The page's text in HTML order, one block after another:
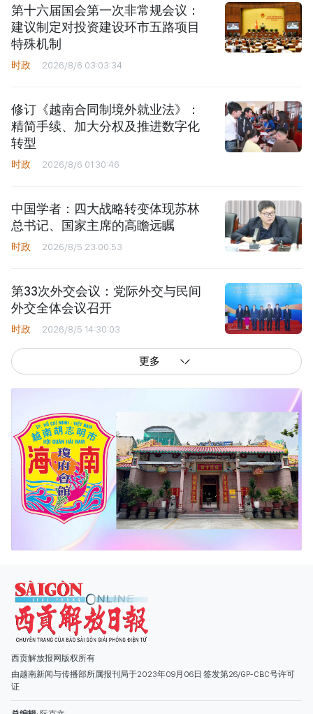
第十六届国会第一次非常规会议：
建议制定对投资建设环市五路项目
特殊机制
时政 2026/8/6 03:03:34
修订《越南合同制境外就业法》：
精简手续、加大分权及推进数字化
转型
时政 2026/8/6 01:30:46
中国学者：四大战略转变体现苏林
总书记、国家主席的高瞻远瞩
时政 2026/8/5 23:00:53
第33次外交会议：党际外交与民间
外交全体会议召开
时政 2026/8/5 14:30:03
更多
西贡解放报网版权所有
由越南新闻与传播部所属报刊局于2023年09月06日 签发第26/GP-CBC号许可
副总编辑: 阮玉英、范文长、裴氏红霜、张德义、范氏云英、杨文光、阮德显、
阮克强、陈嘉宝
主编: 阮玉英
社址: 胡志明市棋盘坊阮氏明开街432-434号
总台: (028) 39294091 - 转 060
热线: 096.558.1888
编辑部: (028) 39294092 - 转 060
电子信箱